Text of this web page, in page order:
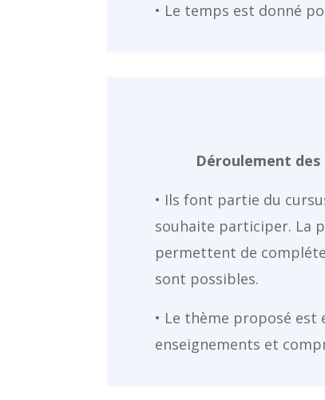
• Le temps est donné
Déroulement des
• Ils font partie du
souhaite participer. La
permettent de
sont possibles.
• Le thème proposé est
enseignements et